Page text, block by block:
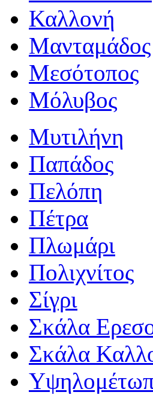
Καλλονή
Μανταμάδος
Μεσότοπος
Μόλυβος
Μυτιλήνη
Παπάδος
Πελόπη
Πέτρα
Πλωμάρι
Πολιχνίτος
Σίγρι
Σκάλα
Σκάλα